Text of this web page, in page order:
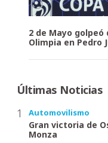
2 de Mayo
Olimpia en Pedro
Últimas Noticias
Automovilismo
Gran victoria de
Monza